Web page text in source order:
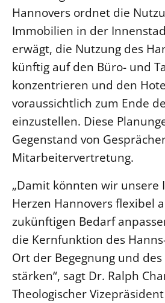
Hannovers ordnet die
Immobilien in der
erwägt, die Nutzung des
künftig auf den Büro- und
konzentrieren und den
voraussichtlich zum Ende
einzustellen. Diese
Gegenstand von
Mitarbeitervertretung.
„Damit könnten wir unsere
Herzen Hannovers flexibel
zukünftigen Bedarf
die Kernfunktion des
Ort der Begegnung und
stärken“, sagt Dr. Ralph
Theologischer
Kirche und Finanzen
Personalausschuss
LANDESKIRCHENAMT
Willkommen
Kollegium
Abteilungen des
Rechnungsprüfungsamt
Fachstelle Sexualisierte
Beschwerdestellen
Kirchenämter
Gleichstellung
Datenschutz
Geschäftsstelle
LANDESSYNODE
Evangelische Kirche
Lutherische Kirche
Glaubensbekenntnis
Positionen
Ökumene
Gegen Gewalt
KLIMASCHUTZ
Nachhaltigkeit
Erneuerbare Energien
Mobilität
Naturschutz
Gebäude
Impressum
Datenschutz
Kontakt
Barrierefreiheit
Presse
Freie Stellen
Service für Gemeinden
Suche